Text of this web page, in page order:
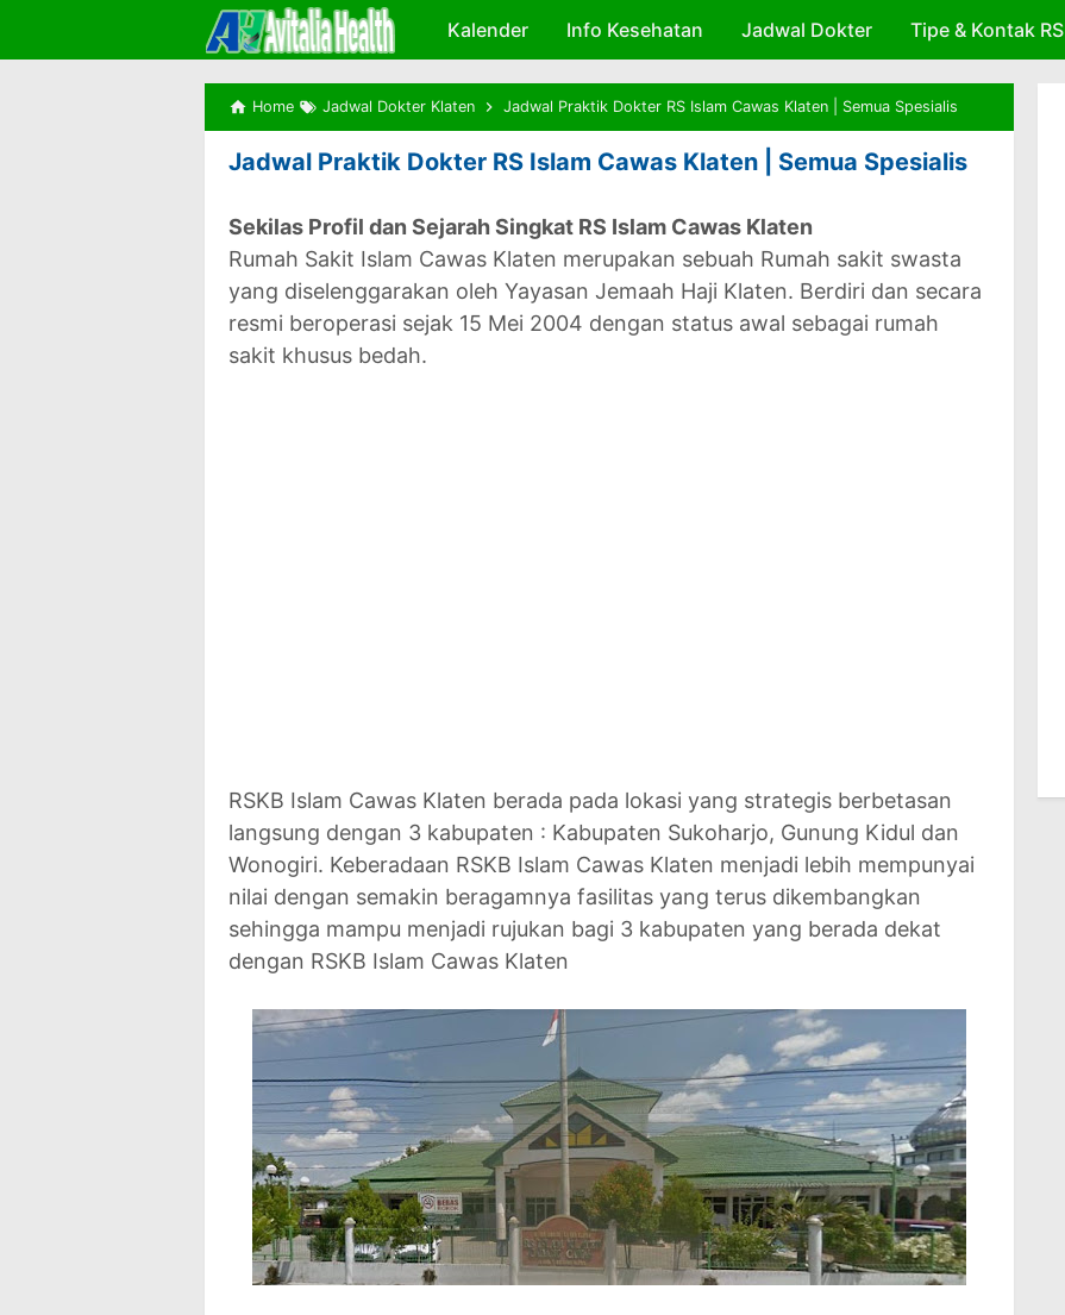
Skip to main content
Kalender Info Kesehatan Jadwal Dokter Tipe & Kontak RS
Home Jadwal Dokter Klaten Jadwal Praktik Dokter RS Islam Cawas Klaten | Semua Spesialis
Jadwal Praktik Dokter RS Islam Cawas Klaten | Semua Spesialis
Sekilas Profil dan Sejarah Singkat RS Islam Cawas Klaten
Rumah Sakit Islam Cawas Klaten merupakan sebuah Rumah sakit swasta
yang diselenggarakan oleh Yayasan Jemaah Haji Klaten. Berdiri dan secara
resmi beroperasi sejak 15 Mei 2004 dengan status awal sebagai rumah
sakit khusus bedah.
RSKB Islam Cawas Klaten berada pada lokasi yang strategis berbetasan
langsung dengan 3 kabupaten : Kabupaten Sukoharjo, Gunung Kidul dan
Wonogiri. Keberadaan RSKB Islam Cawas Klaten menjadi lebih mempunyai
nilai dengan semakin beragamnya fasilitas yang terus dikembangkan
sehingga mampu menjadi rujukan bagi 3 kabupaten yang berada dekat
dengan RSKB Islam Cawas Klaten